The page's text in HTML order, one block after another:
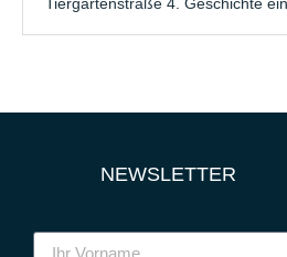
NEWSLETTER